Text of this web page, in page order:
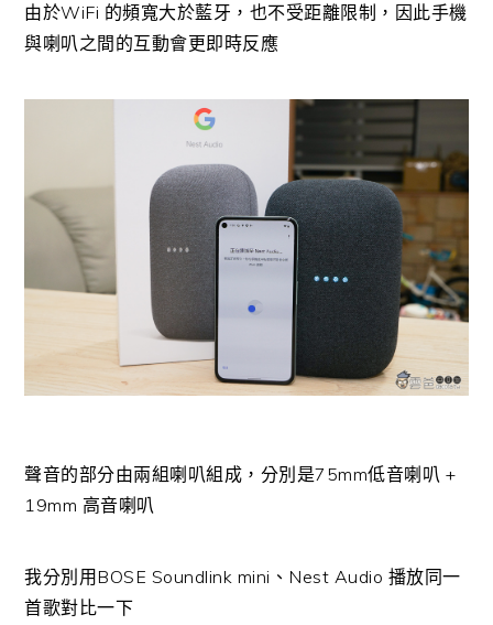
由於WiFi 的頻寬大於藍牙，也不受距離限制，因此手機
與喇叭之間的互動會更即時反應
聲音的部分由兩組喇叭組成，分別是75mm低音喇叭 +
19mm 高音喇叭
我分別用BOSE Soundlink mini、Nest Audio 播放同一
首歌對比一下